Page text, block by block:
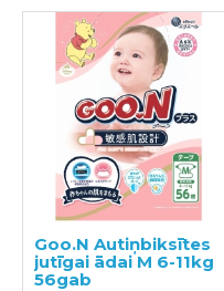
Goo.N Autiņbiksītes
jutīgai ādai M 6-11kg
56gab